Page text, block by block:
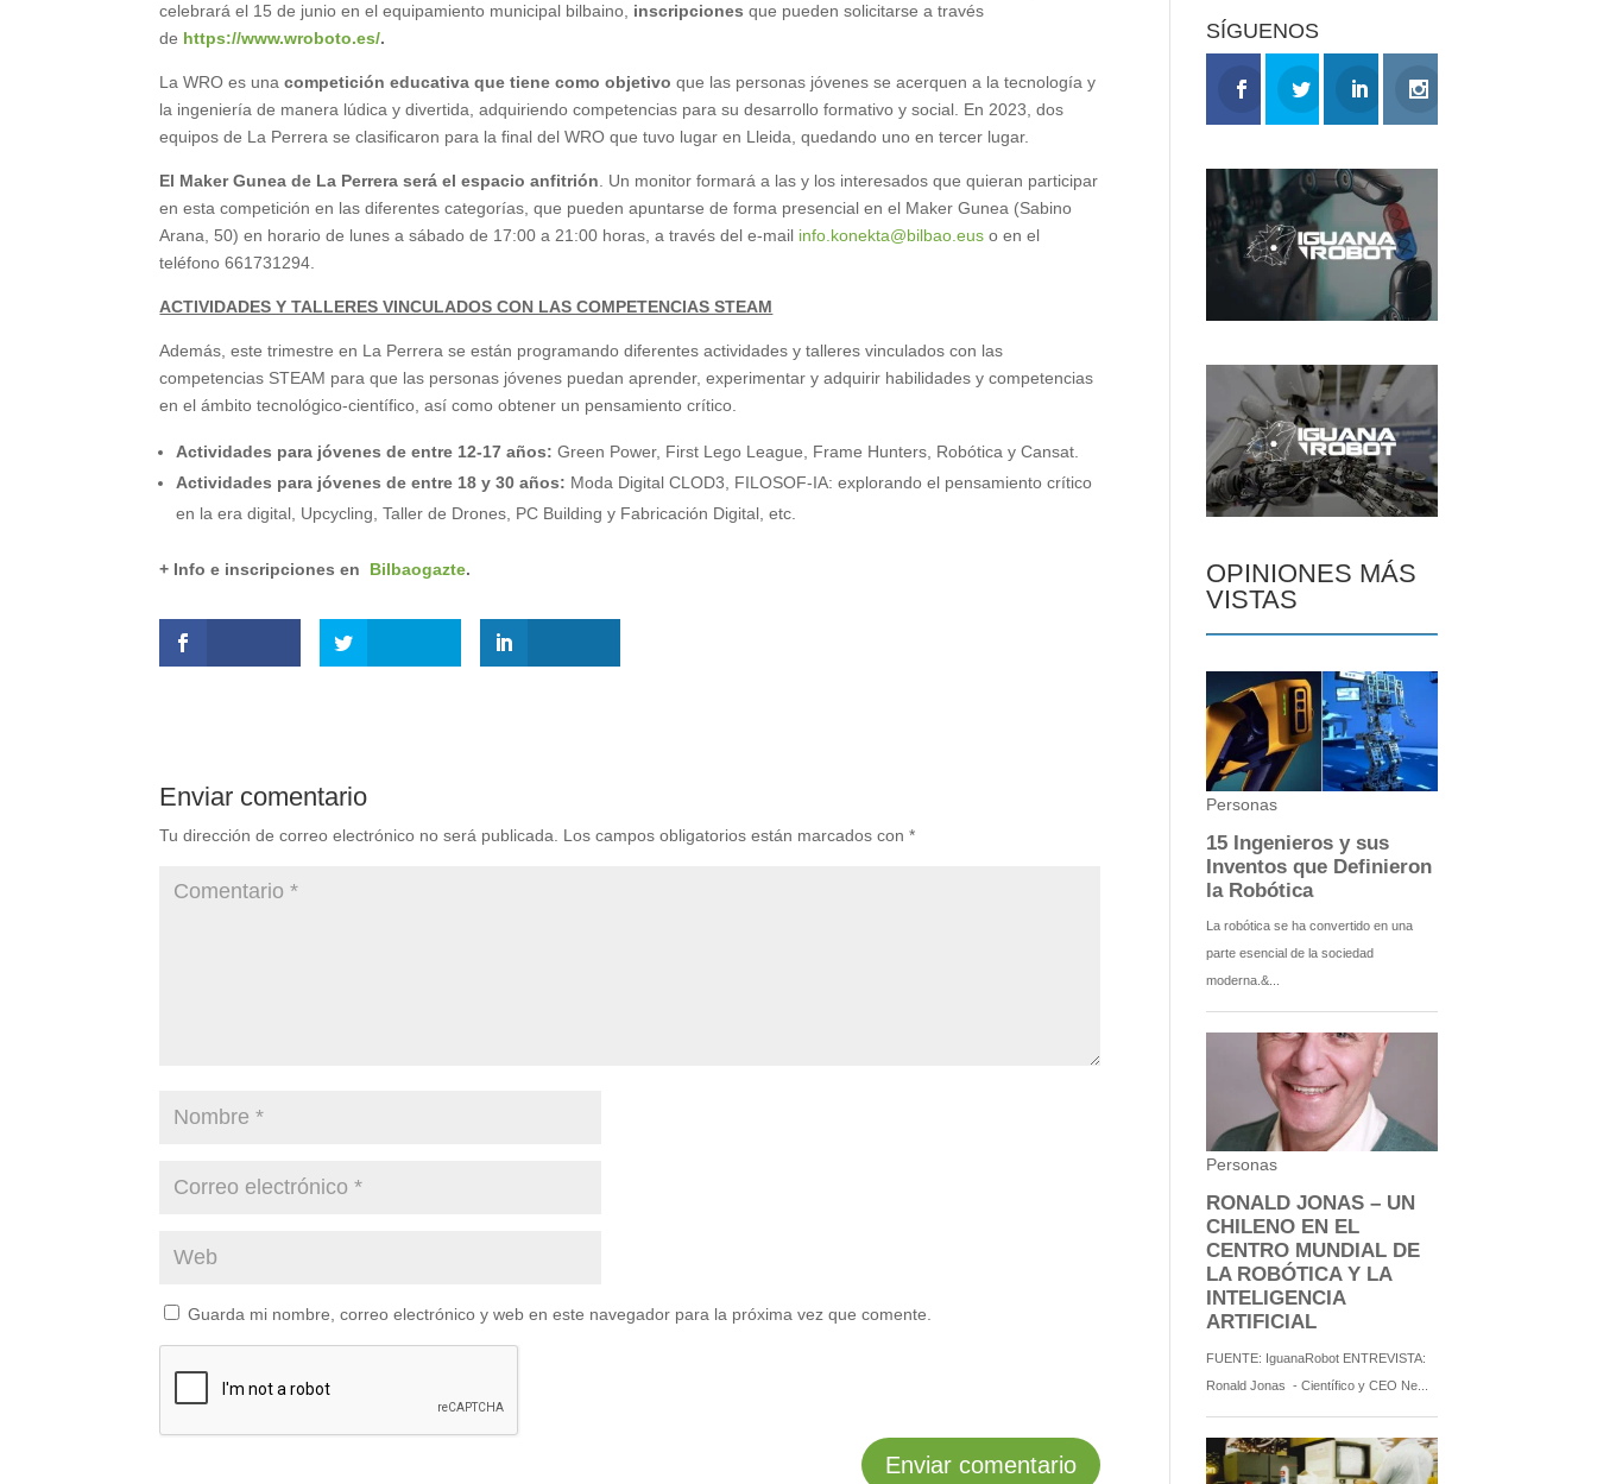
celebrará el 15 de junio en el equipamiento municipal bilbaino, inscripciones que pueden solicitarse a través
de https://www.wroboto.es/.
La WRO es unacompetición educativa que tiene como objetivo que las personas jóvenes se acerquen a la tecnología y
la ingeniería de manera lúdica y divertida, adquiriendo competencias para su desarrollo formativo y social. En 2023, dos
equipos de La Perrera se clasificaron para la final del WRO que tuvo lugar en Lleida, quedando uno en tercer lugar.
El Maker Gunea de La Perrera será el espacio anfitrión. Un monitor formará a las y los interesados que quieran participar
en esta competición en las diferentes categorías, que pueden apuntarse de forma presencial en el Maker Gunea (Sabino
Arana, 50) en horario de lunes a sábado de 17:00 a 21:00 horas, a través del e-mail info.konekta@bilbao.eus o en el
teléfono 661731294.
ACTIVIDADES Y TALLERES VINCULADOS CON LAS COMPETENCIAS STEAM
Además, este trimestre en La Perrera se están programando diferentes actividades y talleres vinculados con las
competencias STEAM para que las personas jóvenes puedan aprender, experimentar y adquirir habilidades y competencias
en el ámbito tecnológico-científico, así como obtener un pensamiento crítico.
Actividades para jóvenes de entre 12-17 años: Green Power, First Lego League, Frame Hunters, Robótica y Cansat.
Actividades para jóvenes de entre 18 y 30 años: Moda Digital CLOD3, FILOSOF-IA: explorando el pensamiento crítico
en la era digital, Upcycling, Taller de Drones, PC Building y Fabricación Digital, etc.
+ Info e inscripciones en Bilbaogazte.
Enviar comentario
Tu dirección de correo electrónico no será publicada. Los campos obligatorios están marcados con*
Guarda mi nombre, correo electrónico y web en este navegador para la próxima vez que comente.
SÍGUENOS
OPINIONES MÁS
VISTAS